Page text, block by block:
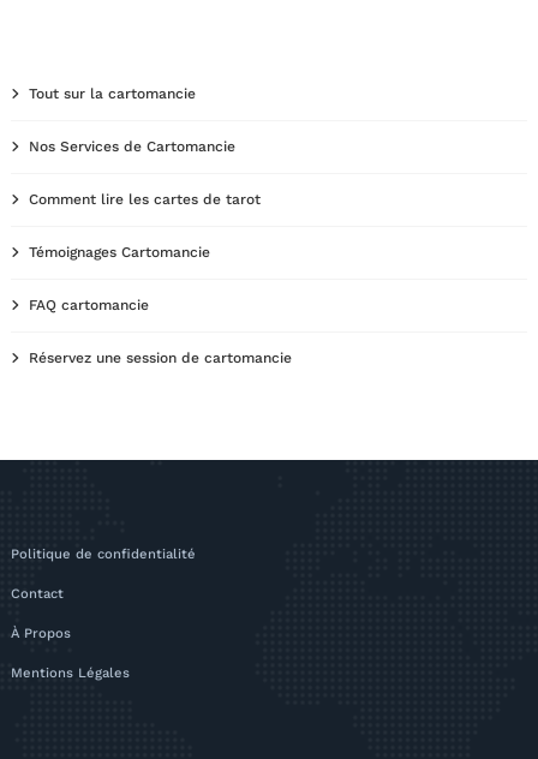
Tout sur la cartomancie
Nos Services de Cartomancie
Comment lire les cartes de tarot
Témoignages Cartomancie
FAQ cartomancie
Réservez une session de cartomancie
Politique de confidentialité
Contact
À Propos
Mentions Légales